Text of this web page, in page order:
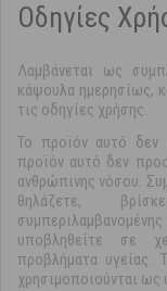
Οδηγίες
Λαμβάνεται ως
κάψουλα ημερησίως,
τις οδηγίες χρήσης.
Το προϊόν αυτό δεν
προϊόν αυτό δεν
ανθρώπινης νόσου.
θηλάζετε,
υποβληθείτε σε
προβλήματα υγείας.
χρησιμοποιούνται ως